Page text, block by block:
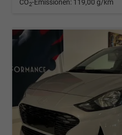
CO2-Emissionen: 119,00 g/km